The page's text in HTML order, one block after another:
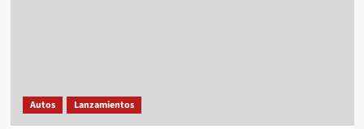
Autos Lanzamientos